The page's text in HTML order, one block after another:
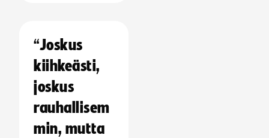
“Joskus
kiihkeästi,
joskus
rauhallisem
min, mutta